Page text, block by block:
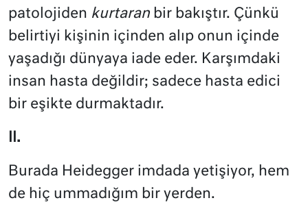
patolojiden kurtaran bir bakıştır. Çünkü
belirtiyi kişinin içinden alıp onun içinde
yaşadığı dünyaya iade eder. Karşımdaki
insan hasta değildir; sadece hasta edici
bir eşikte durmaktadır.
II.
Burada Heidegger imdada yetişiyor, hem
de hiç ummadığım bir yerden.